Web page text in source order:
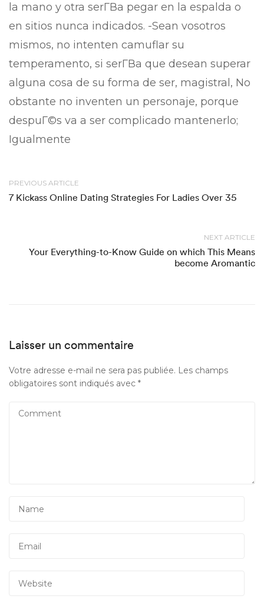
la mano y otra serГ­В­a pegar en la espalda o
en sitios nunca indicados. -Sean vosotros
mismos, no intenten camuflar su
temperamento, si serГ­В­a que desean superar
alguna cosa de su forma de ser, magistral, No
obstante no inventen un personaje, porque
despuГ©s va a ser complicado mantenerlo;
Igualmente
PREVIOUS ARTICLE
7 Kickass Online Dating Strategies For Ladies Over 35
NEXT ARTICLE
Your Everything-to-Know Guide on which This Means
become Aromantic
Laisser un commentaire
Votre adresse e-mail ne sera pas publiée. Les champs
obligatoires sont indiqués avec *